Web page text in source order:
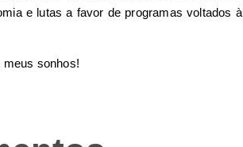
e lutas a favor de programas voltados à
meus sonhos!